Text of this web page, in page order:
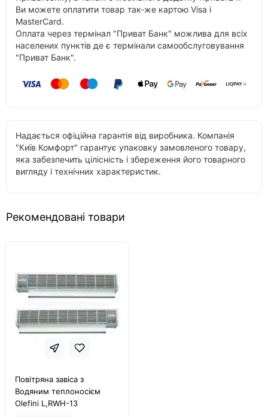
Ви можете оплатити товар так-же картою Visa і
MasterCard.
Оплата через термінал "Приват Банк" можлива для всіх
населених пунктів де є термінали самообслуговування
"Приват Банк".
Надається офіційна гарантія від виробника. Компанія
"Київ Комфорт" гарантує упаковку замовленого товару,
яка забезпечить цілісність і збереження його товарного
вигляду і технічних характеристик.
Рекомендовані товари
Повітряна завіса з
Водяним теплоносієм
Olefini L,RWH-13